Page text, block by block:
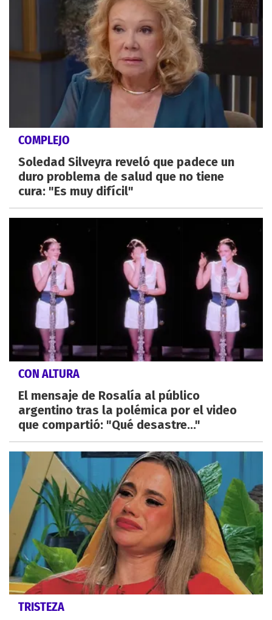
COMPLEJO
Soledad Silveyra reveló que padece un
duro problema de salud que no tiene
cura: "Es muy difícil"
CON ALTURA
El mensaje de Rosalía al público
argentino tras la polémica por el video
que compartió: "Qué desastre..."
TRISTEZA